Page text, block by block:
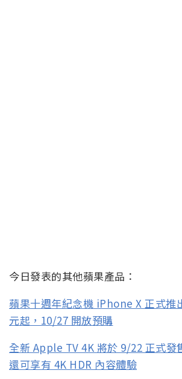
今日發表的其他蘋果產品：
蘋果十週年紀念機 iPhone X 正式推
元起，10/27 開放預購
全新 Apple TV 4K 將於 9/22 正式發
還可享有 4K HDR 內容體驗